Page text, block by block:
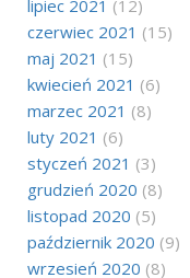
lipiec 2021 (12)
czerwiec 2021 (15)
maj 2021 (15)
kwiecień 2021 (6)
marzec 2021 (8)
luty 2021 (6)
styczeń 2021 (3)
grudzień 2020 (8)
listopad 2020 (5)
październik 2020 (9)
wrzesień 2020 (8)